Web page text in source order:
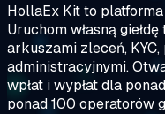
HollaEx Kit to
Uruchom własną
arkuszami zleceń,
administracyjnymi.
wpłat i wypłat dla
ponad 100 operatorów